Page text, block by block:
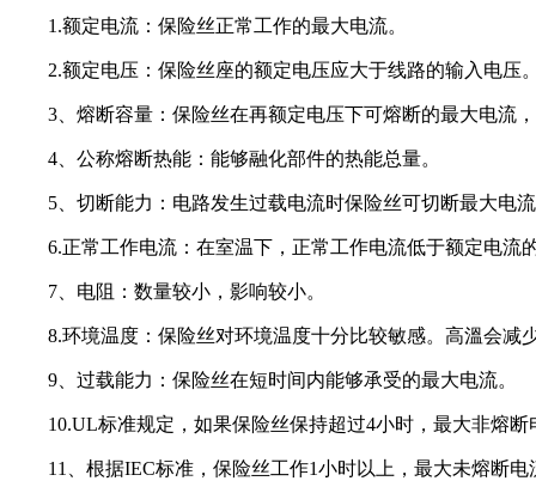
1.额定电流：保险丝正常工作的最大电流。
2.额定电压：保险丝座的额定电压应大于线路的输入电压
3、熔断容量：保险丝在再额定电压下可熔断的最大电流
4、公称熔断热能：能够融化部件的热能总量。
5、切断能力：电路发生过载电流时保险丝可切断最大电
6.正常工作电流：在室温下，正常工作电流低于额定电流
7、电阻：数量较小，影响较小。
8.环境温度：保险丝对环境温度十分比较敏感。高溫会减
9、过载能力：保险丝在短时间内能够承受的最大电流。
10.UL标准规定，如果保险丝保持超过4小时，最大非熔断
11、根据IEC标准，保险丝工作1小时以上，最大未熔断电